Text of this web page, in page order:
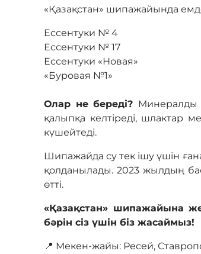
«Қазақстан» шипажайында
Ессентуки № 4
Ессентуки № 17
Ессентуки «Новая»
«Буровая №1»
Олар не береді? Минералды
қалыпқа келтіреді, шлактар
күшейтеді.
Шипажайда су тек ішу үшін
қолданылады. 2023 жылдың
өтті.
«Қазақстан» шипажайына
бәрін сіз үшін біз жасаймыз!
📍 Мекен-жайы: Ресей,